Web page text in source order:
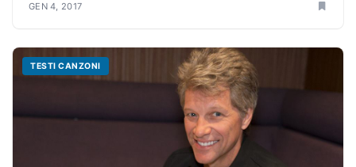
GEN 4, 2017
TESTI CANZONI